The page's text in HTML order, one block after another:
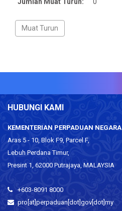
HUBUNGI KAMI
KEMENTERIAN PERPADUAN NEGARA
Aras 5 - 10, Blok F9, Parcel F,
Lebuh Perdana Timur,
Presint 1, 62000 Putrajaya, MALAYSIA
+603-8091 8000
pro[at]perpaduan[dot]gov[dot]my